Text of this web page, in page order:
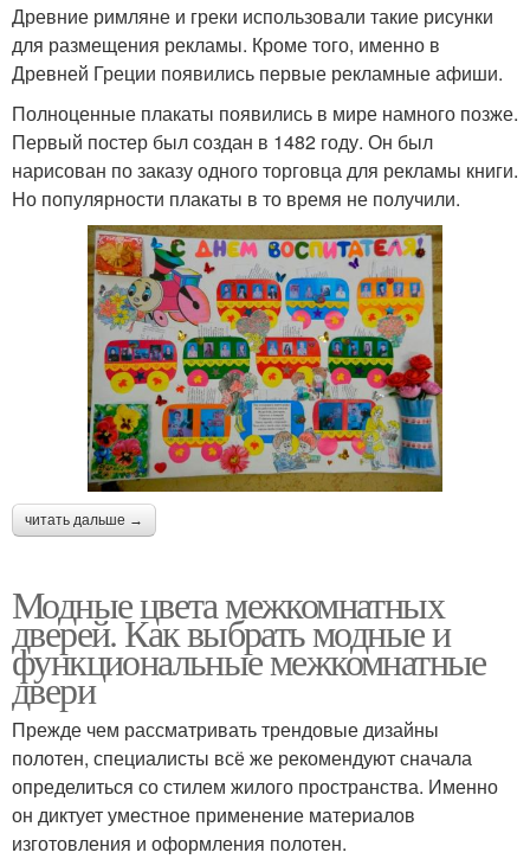
Древние римляне и греки использовали такие рисунки
для размещения рекламы. Кроме того, именно в
Древней Греции появились первые рекламные афиши.
Полноценные плакаты появились в мире намного позже.
Первый постер был создан в 1482 году. Он был
нарисован по заказу одного торговца для рекламы книги.
Но популярности плакаты в то время не получили.
читать дальше →
Модные цвета межкомнатных
дверей. Как выбрать модные и
функциональные межкомнатные
двери
Прежде чем рассматривать трендовые дизайны
полотен, специалисты всё же рекомендуют сначала
определиться со стилем жилого пространства. Именно
он диктует уместное применение материалов
изготовления и оформления полотен.